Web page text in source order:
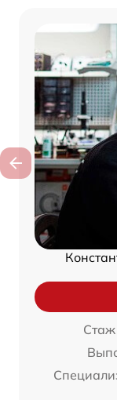
Стаж